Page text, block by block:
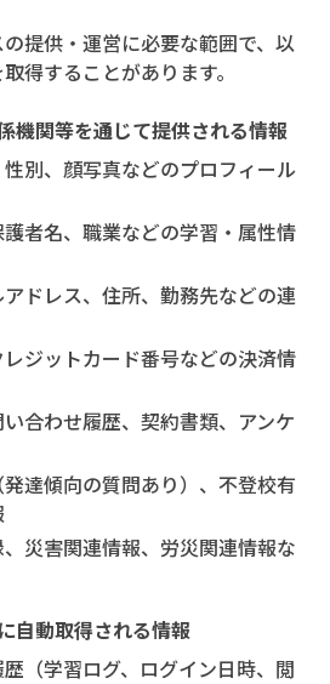
提供・運営に必要な範囲で、以
得することがあります。
機関等を通じて提供される情報
別、顔写真などのプロフィール
者名、職業などの学習・属性情
ドレス、住所、勤務先などの連
ジットカード番号などの決済情
合わせ履歴、契約書類、アンケ
達傾向の質問あり）、不登校有
災害関連情報、労災関連情報な
自動取得される情報
（学習ログ、ログイン日時、閲